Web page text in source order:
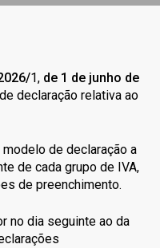
1, de 1 de junho de
declaração relativa ao
de declaração a
de cada grupo de IVA,
de preenchimento.
no dia seguinte ao da